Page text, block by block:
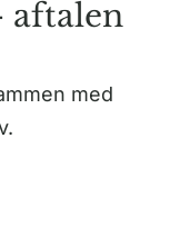
aftalen
med